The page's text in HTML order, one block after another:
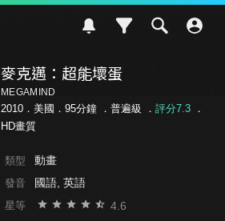
麥克邁：超能壞蛋
MEGAMIND
2010．美國．95分鐘 ． 普遍級 ． 評分7.3．
HD畫質
類型 動畫
發音 國語, 英語
星等 4.6